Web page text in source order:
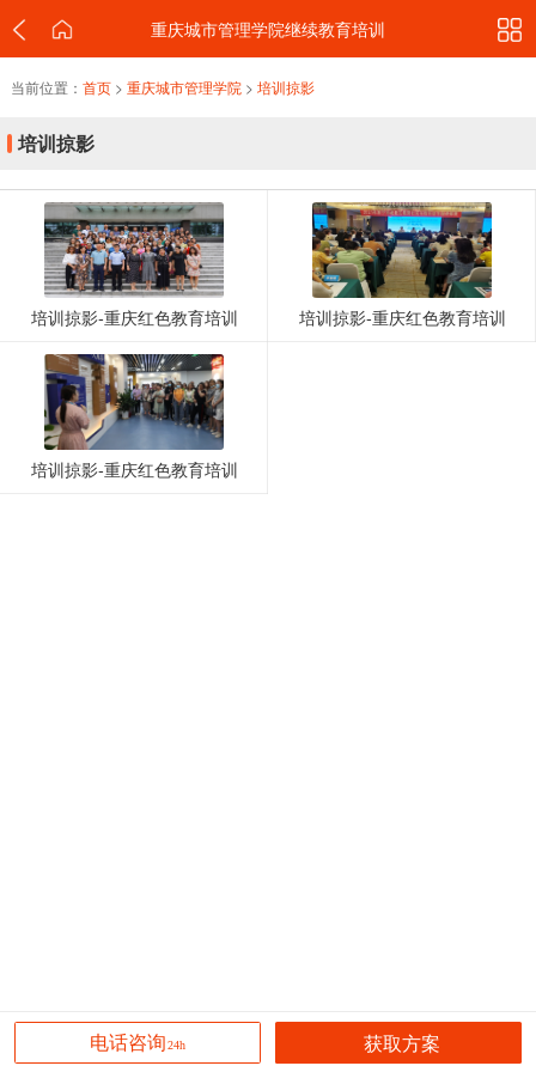
重庆城市管理学院继续教育培训
当前位置： 首页> 重庆城市管理学院> 培训掠影
培训掠影
培训掠影-重庆红色教育培训 培训掠影-重庆红色教育培训
培训掠影-重庆红色教育培训
电话咨询 24h 获取方案